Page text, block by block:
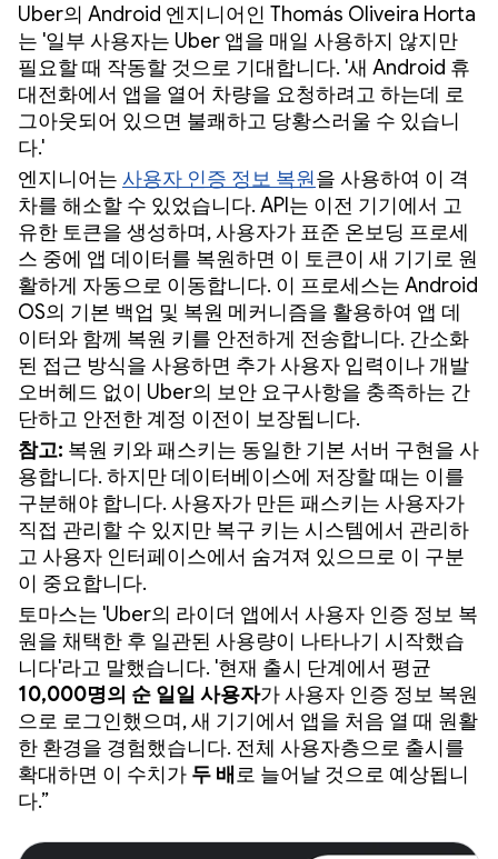
Uber의 Android 엔지니어인 Thomás Oliveira Horta
는 '일부 사용자는 Uber 앱을 매일 사용하지 않지만
필요할 때 작동할 것으로 기대합니다. '새 Android 휴
대전화에서 앱을 열어 차량을 요청하려고 하는데 로
그아웃되어 있으면 불쾌하고 당황스러울 수 있습니
다.'
엔지니어는 사용자 인증 정보 복원을 사용하여 이 격
차를 해소할 수 있었습니다. API는 이전 기기에서 고
유한 토큰을 생성하며, 사용자가 표준 온보딩 프로세
스 중에 앱 데이터를 복원하면 이 토큰이 새 기기로 원
활하게 자동으로 이동합니다. 이 프로세스는 Android
OS의 기본 백업 및 복원 메커니즘을 활용하여 앱 데
이터와 함께 복원 키를 안전하게 전송합니다. 간소화
된 접근 방식을 사용하면 추가 사용자 입력이나 개발
오버헤드 없이 Uber의 보안 요구사항을 충족하는 간
단하고 안전한 계정 이전이 보장됩니다.
참고: 복원 키와 패스키는 동일한 기본 서버 구현을 사
용합니다. 하지만 데이터베이스에 저장할 때는 이를
구분해야 합니다. 사용자가 만든 패스키는 사용자가
직접 관리할 수 있지만 복구 키는 시스템에서 관리하
고 사용자 인터페이스에서 숨겨져 있으므로 이 구분
이 중요합니다.
토마스는 'Uber의 라이더 앱에서 사용자 인증 정보 복
원을 채택한 후 일관된 사용량이 나타나기 시작했습
니다'라고 말했습니다. '현재 출시 단계에서 평균
10,000명의 순 일일 사용자가 사용자 인증 정보 복원
으로 로그인했으며, 새 기기에서 앱을 처음 열 때 원활
한 환경을 경험했습니다. 전체 사용자층으로 출시를
확대하면 이 수치가 두 배로 늘어날 것으로 예상됩니
다.”